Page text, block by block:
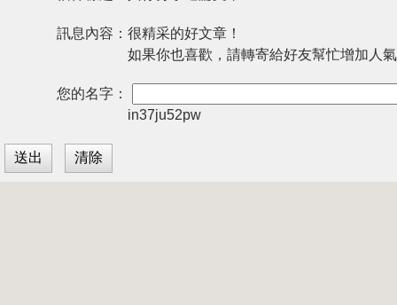
訊息內容： 很精采的好文章！
如果你也喜歡，請轉寄給好友幫忙增加人
您的名字：
in37ju52pw